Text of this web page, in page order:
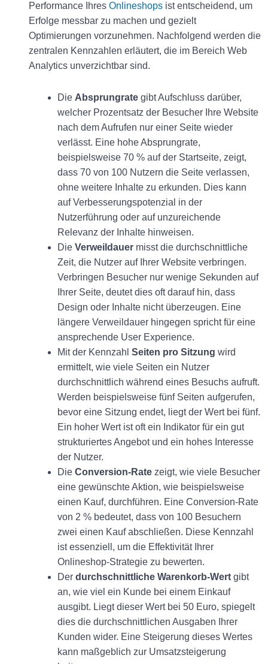
Performance Ihres Onlineshops ist entscheidend, um
Erfolge messbar zu machen und gezielt
Optimierungen vorzunehmen. Nachfolgend werden die
zentralen Kennzahlen erläutert, die im Bereich Web
Analytics unverzichtbar sind.
Die Absprungrate gibt Aufschluss darüber,
welcher Prozentsatz der Besucher Ihre Website
nach dem Aufrufen nur einer Seite wieder
verlässt. Eine hohe Absprungrate,
beispielsweise 70 % auf der Startseite, zeigt,
dass 70 von 100 Nutzern die Seite verlassen,
ohne weitere Inhalte zu erkunden. Dies kann
auf Verbesserungspotenzial in der
Nutzerführung oder auf unzureichende
Relevanz der Inhalte hinweisen.
Die Verweildauer misst die durchschnittliche
Zeit, die Nutzer auf Ihrer Website verbringen.
Verbringen Besucher nur wenige Sekunden auf
Ihrer Seite, deutet dies oft darauf hin, dass
Design oder Inhalte nicht überzeugen. Eine
längere Verweildauer hingegen spricht für eine
ansprechende User Experience.
Mit der Kennzahl Seiten pro Sitzung wird
ermittelt, wie viele Seiten ein Nutzer
durchschnittlich während eines Besuchs aufruft.
Werden beispielsweise fünf Seiten aufgerufen,
bevor eine Sitzung endet, liegt der Wert bei fünf.
Ein hoher Wert ist oft ein Indikator für ein gut
strukturiertes Angebot und ein hohes Interesse
der Nutzer.
Die Conversion-Rate zeigt, wie viele Besucher
eine gewünschte Aktion, wie beispielsweise
einen Kauf, durchführen. Eine Conversion-Rate
von 2 % bedeutet, dass von 100 Besuchern
zwei einen Kauf abschließen. Diese Kennzahl
ist essenziell, um die Effektivität Ihrer
Onlineshop-Strategie zu bewerten.
Der durchschnittliche Warenkorb-Wert gibt
an, wie viel ein Kunde bei einem Einkauf
ausgibt. Liegt dieser Wert bei 50 Euro, spiegelt
dies die durchschnittlichen Ausgaben Ihrer
Kunden wider. Eine Steigerung dieses Wertes
kann maßgeblich zur Umsatzsteigerung